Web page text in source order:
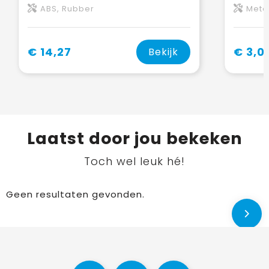
ABS, Rubber
€ 14,27 Bekijk €
Laatst door jou bekeken
Toch wel leuk hé!
Geen resultaten gevonden.